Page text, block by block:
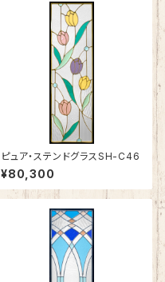
ピュア・ステンドグラスSH-C46
¥80,300